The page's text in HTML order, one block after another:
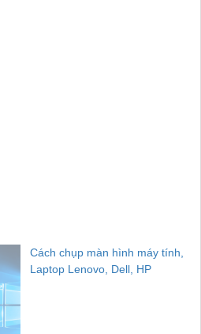
Cách chụp màn hình máy tính,
Laptop Lenovo, Dell, HP